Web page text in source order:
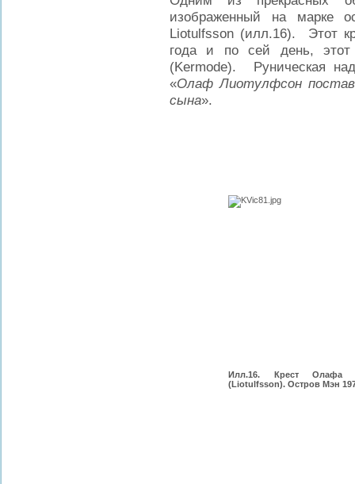
изображенный на марке
Liotulfsson (илл.16). Этот
года и по сей день, этот
(Kermode). Руническая
«Олаф Лиотулфсон
сына».
Илл.16. Крест Олафа
(Liotulfsson). Остров Мэн